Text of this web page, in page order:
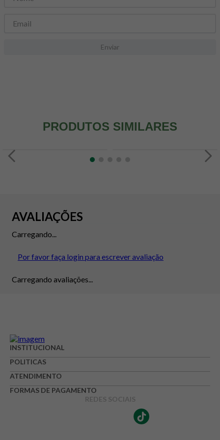
Enviar
PRODUTOS SIMILARES
AVALIAÇÕES
Carregando...
Por favor faça login para escrever avaliação
Carregando avaliações...
INSTITUCIONAL
POLITICAS
ATENDIMENTO
FORMAS DE PAGAMENTO
REDES SOCIAIS
8º snack proteico mundo verde
9 psyllium